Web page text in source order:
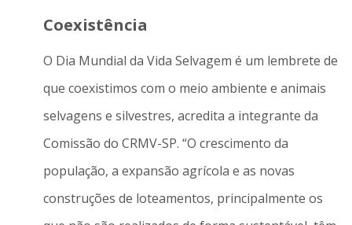
Coexistência
O Dia Mundial da Vida Selvagem é um lembrete de
que coexistimos com o meio ambiente e animais
selvagens e silvestres, acredita a integrante da
Comissão do CRMV-SP. “O crescimento da
população, a expansão agrícola e as novas
construções de loteamentos, principalmente os